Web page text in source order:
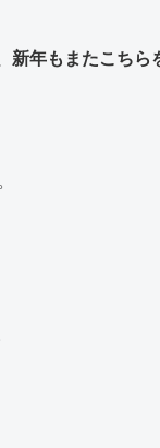
新年もまたこちら